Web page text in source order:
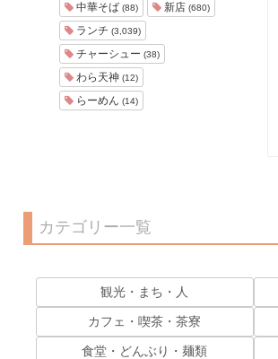
中華そば (88) 新店 (680)
ランチ (3,039)
チャーシュー (38)
わら天神 (12)
らーめん (14)
カテゴリー一覧
観光・まち・人
カフェ・喫茶・茶寮
食堂・どんぶり・麺類